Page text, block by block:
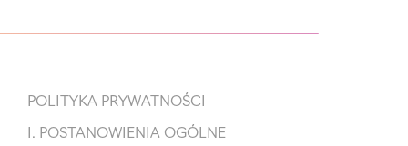
POLITYKA PRYWATNOŚCI
I. POSTANOWIENIA OGÓLNE